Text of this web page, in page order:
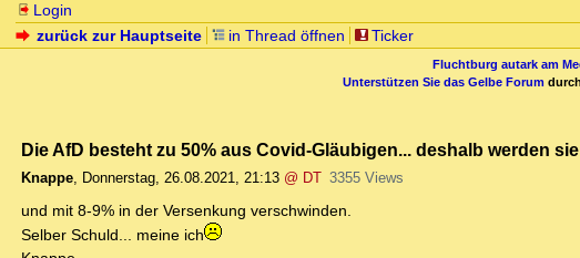
Login
zurück zur Hauptseite
in Thread öffnen Ticker
Fluchtburg autark am
Unterstützen Sie das Gelbe Forum durch
Die AfD besteht zu 50% aus Covid-Gläubigen... deshalb werden
Knappe, Donnerstag, 26.08.2021, 21:13 @ DT 3355 Views
und mit 8-9% in der Versenkung verschwinden.
Selber Schuld... meine ich